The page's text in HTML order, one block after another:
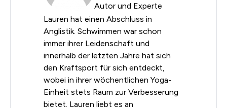
Autor und Experte
Lauren hat einen Abschluss in
Anglistik. Schwimmen war schon
immer ihrer Leidenschaft und
innerhalb der letzten Jahre hat sich
den Kraftsport für sich entdeckt,
wobei in ihrer wöchentlichen Yoga-
Einheit stets Raum zur Verbesserung
bietet. Lauren liebt es an